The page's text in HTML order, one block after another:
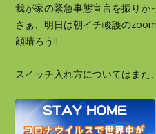
我が家の緊急事態宣言を振りか
さぁ、明日は朝イチ峻護の
顔晴ろう!!
スイッチ入れ方についてはまた